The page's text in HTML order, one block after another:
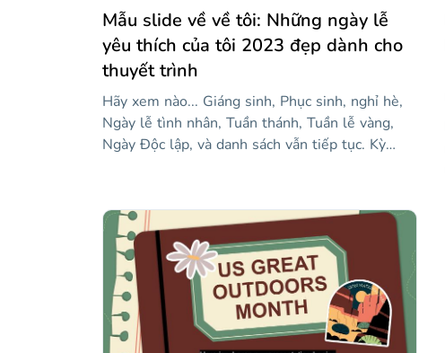
Mẫu slide về về tôi: Những ngày lễ
yêu thích của tôi 2023 đẹp dành cho
thuyết trình
Hãy xem nào... Giáng sinh, Phục sinh, nghỉ hè,
Ngày lễ tình nhân, Tuần thánh, Tuần lễ vàng,
Ngày Độc lập, và danh sách vẫn tiếp tục. Kỳ
bạn đã đi, những gì bạn đã thấy, nơi bạn chơi,
v.v. Đây là mẫu mà bạn đang tìm kiếm, bởi vì nó
sẽ "dạy" bạn cách giữ một cuốn nhật ký. Chúng
tôi cũng đã thêm một số nhãn dán — chúng rất
tuyệt và hài hước!